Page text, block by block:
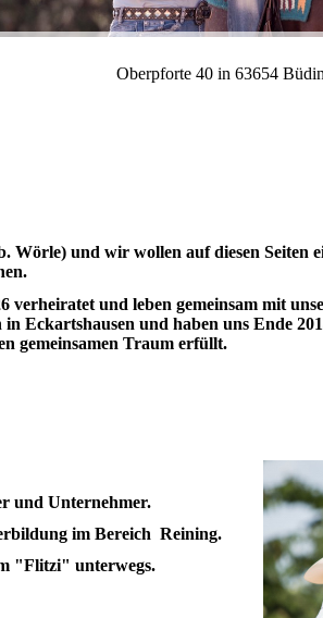
Oberpforte 40 in 63654
Wörle) und wir wollen auf diesen Seiten
verheiratet und leben gemeinsam mit
Eckartshausen und haben uns Ende
gemeinsamen Traum erfüllt.
und Unternehmer.
im Bereich Reining.
"Flitzi" unterwegs.